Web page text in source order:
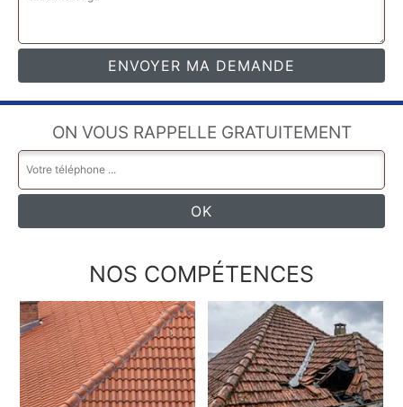
ON VOUS RAPPELLE GRATUITEMENT
NOS COMPÉTENCES